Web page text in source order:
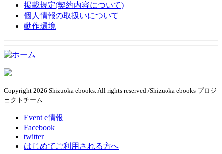
掲載規定(契約内容について)
個人情報の取扱いについて
動作環境
Copyright 2026 Shizuoka ebooks. All rights reserved./Shizuoka ebooks プロジ
ェクトチーム
Event e情報
Facebook
twitter
はじめてご利用される方へ